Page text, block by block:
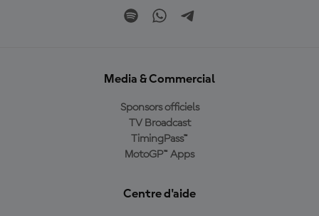
Media & Commercial
Sponsors officiels
TV Broadcast
TimingPass™
MotoGP™ Apps
Centre d'aide